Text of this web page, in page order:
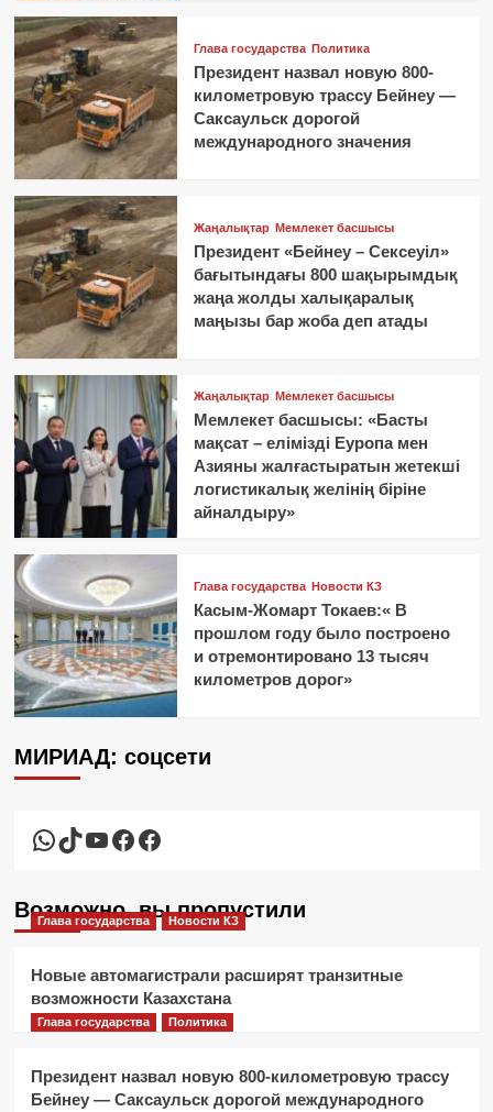
Глава государства Политика
Президент назвал новую 800-
километровую трассу Бейнеу —
Саксаульск дорогой
международного значения
Жаңалықтар Мемлекет басшысы
Президент «Бейнеу – Сексеуіл»
бағытындағы 800 шақырымдық
жаңа жолды халықаралық
маңызы бар жоба деп атады
Жаңалықтар Мемлекет басшысы
Мемлекет басшысы: «Басты
мақсат – елімізді Еуропа мен
Азияны жалғастыратын жетекші
логистикалық желінің біріне
айналдыру»
Глава государства Новости КЗ
Касым-Жомарт Токаев:« В
прошлом году было построено
и отремонтировано 13 тысяч
километров дорог»
МИРИАД: соцсети
WhatsApp
TikTok
YouTube
Facebook
Facebook
Возможно, вы пропустили
Глава государства Новости КЗ
Новые автомагистрали расширят транзитные
возможности Казахстана
Глава государства Политика
Президент назвал новую 800-километровую трассу
Бейнеу — Саксаульск дорогой международного